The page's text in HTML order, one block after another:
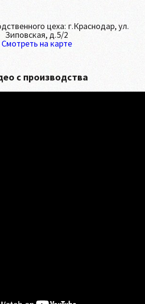
цеха: г.Краснодар, ул.
Зиповская, д.5/2
Смотреть на карте
с производства